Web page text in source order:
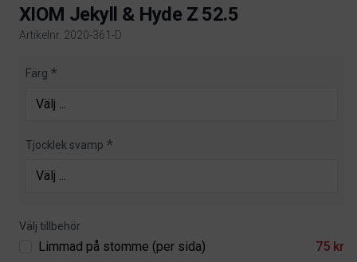
XIOM Jekyll & Hyde Z 52.5
Artikelnr. 2020-361-D
Product information
Färg
Tjocklek svamp
Välj tillbehör
Limmad på stomme (per sida)
75 kr